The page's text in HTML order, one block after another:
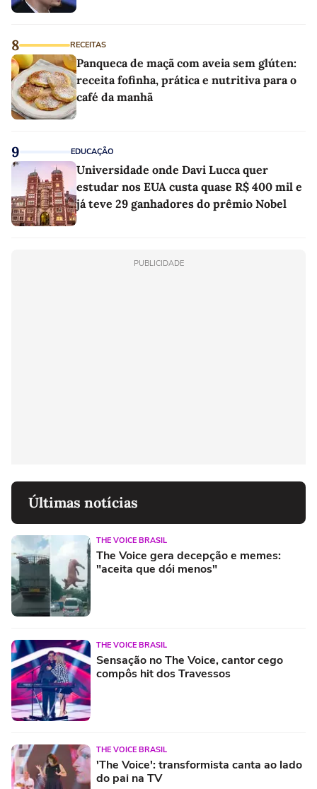
8 RECEITAS
Panqueca de maçã com aveia sem glúten:
receita fofinha, prática e nutritiva para o
café da manhã
9 EDUCAÇÃO
Universidade onde Davi Lucca quer
estudar nos EUA custa quase R$ 400 mil e
já teve 29 ganhadores do prêmio Nobel
PUBLICIDADE
Últimas notícias
THE VOICE BRASIL
The Voice gera decepção e memes:
"aceita que dói menos"
THE VOICE BRASIL
Sensação no The Voice, cantor cego
compôs hit dos Travessos
THE VOICE BRASIL
'The Voice': transformista canta ao lado
do pai na TV